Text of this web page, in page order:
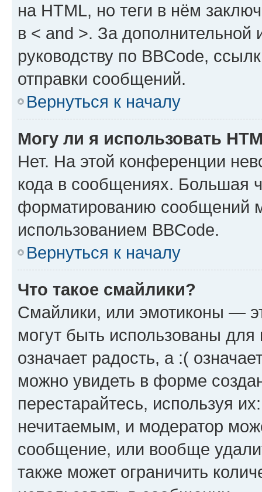
на HTML, но теги в нём
в < and >. За
руководству по BBCode,
отправки сообщений.
Вернуться к началу
Могу ли я использовать
Нет. На этой конференции
кода в сообщениях. Большая
форматированию сообщений
использованием BBCode.
Вернуться к началу
Что такое смайлики?
Смайлики, или эмотиконы —
могут быть использованы
означает радость, а :(
можно увидеть в форме
перестарайтесь, используя
нечитаемым, и модератор
сообщение, или вообще
также может ограничить